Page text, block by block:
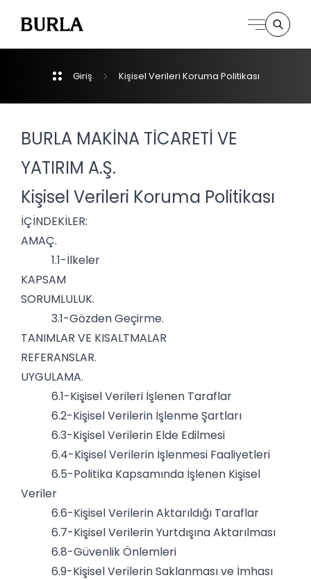
Kurumsal
İletişim
Giriş Kişisel Verileri Koruma Politikası
BURLA MAKİNA TİCARETİ VE
YATIRIM A.Ş.
Kişisel Verileri Koruma Politikası
İÇİNDEKİLER:
AMAÇ.
1.1-İlkeler
KAPSAM
SORUMLULUK.
3.1-Gözden Geçirme.
TANIMLAR VE KISALTMALAR
REFERANSLAR.
UYGULAMA.
6.1-Kişisel Verileri İşlenen Taraflar
6.2-Kişisel Verilerin İşlenme Şartları
6.3-Kişisel Verilerin Elde Edilmesi
6.4-Kişisel Verilerin İşlenmesi Faaliyetleri
6.5-Politika Kapsamında İşlenen Kişisel
Veriler
6.6-Kişisel Verilerin Aktarıldığı Taraflar
6.7-Kişisel Verilerin Yurtdışına Aktarılması
6.8-Güvenlik Önlemleri
6.9-Kişisel Verilerin Saklanması ve İmhası